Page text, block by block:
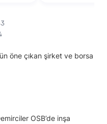
öne çıkan şirket ve borsa
OSB’de inşa